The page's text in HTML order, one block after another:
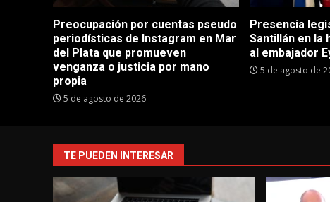
Preocupación por cuentas pseudo
periodísticas de Instagram en Mar
del Plata que promueven
venganza o justicia por mano
propia
5 de agosto de 2026
Presencia
Santillán en la
al embajador
5 de agosto de
TE PUEDEN INTERESAR